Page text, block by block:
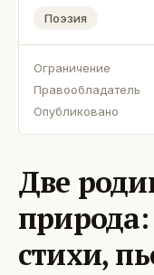
Поэзия
Ограничение
Правообладатель
Опубликовано
Две
стихи,